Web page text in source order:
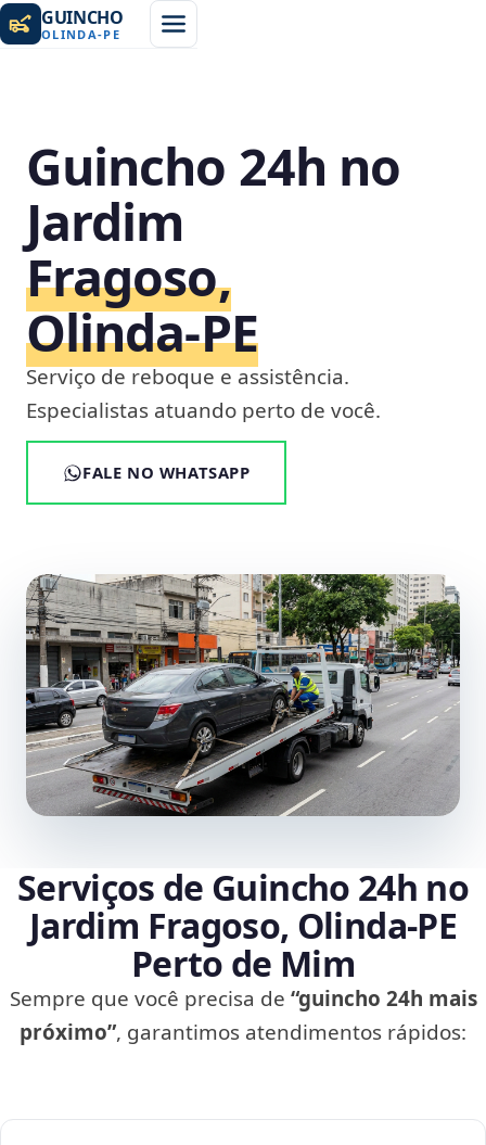
GUINCHO
OLINDA-PE
Guincho 24h no
Jardim
Fragoso,
Olinda‑PE
Serviço de reboque e assistência.
Especialistas atuando perto de você.
FALE NO WHATSAPP
Serviços de Guincho 24h no
Jardim Fragoso, Olinda‑PE
Perto de Mim
Sempre que você precisa de “guincho 24h mais
próximo”, garantimos atendimentos rápidos: